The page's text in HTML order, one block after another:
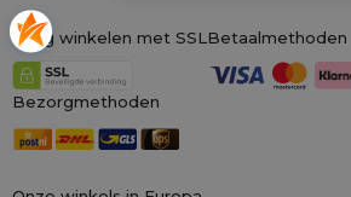
Veilig winkelen met SSLBetaalmethoden
Bezorgmethoden